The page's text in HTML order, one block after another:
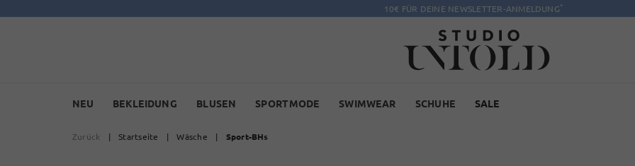
10€ FÜR DEINE NEWSLETTER-ANMELDUNG*
NEU BEKLEIDUNG BLUSEN SPORTMODE SWIMWEAR SCHUHE SALE
Zurück | Startseite | Wäsche | Sport-BHs